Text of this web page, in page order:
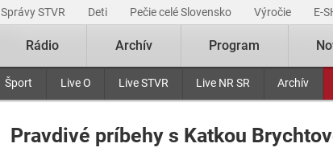
Správy STVR Deti Pečie celé Slovensko Výročie E-
Šport Live O Live STVR Live NR SR Archív
Rádio Archív Program
Pravdivé príbehy s Katkou